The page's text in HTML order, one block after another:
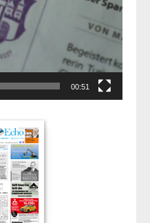
00:51